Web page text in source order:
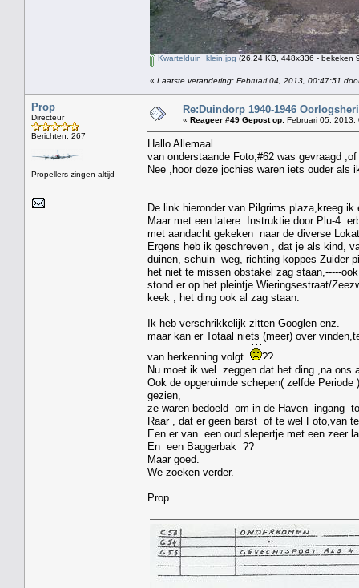
Kwartelduin_klein.jpg (26.24 KB, 448x336 - bekeken
« Laatste verandering: Februari 04, 2013, 00:47:51
Prop
Directeur
Berichten: 267
Propellers zingen altijd
Re:Duindorp 1940-1946
« Reageer #49 Gepost op: Februari 05, 2013,
Hallo Allemaal
van onderstaande Foto,#62 was gevraagd
Nee ,hoor deze jochies waren iets ouder als
De link hieronder van Pilgrims plaza,kreeg
Maar met een latere Instruktie door Plu-4
met aandacht gekeken naar de diverse
Ergens heb ik geschreven , dat je als kind,
duinen, schuin weg, richting koppes Zuider
het niet te missen obstakel zag staan,-----
stond er op het pleintje Wieringsestraat/
keek , het ding ook al zag staan.
Ik heb verschrikkelijk zitten Googlen enz.
maar kan er Totaal niets (meer) over
van herkenning volgt.
??
Nu moet ik wel zeggen dat het ding ,na ons
Ook de opgeruimde schepen( zelfde
gezien,
ze waren bedoeld om in de Haven -ingang
Raar , dat er geen barst of te wel Foto,van
Een er van een oud slepertje met een zeer
En een Baggerbak ??
Maar goed.
We zoeken verder.
Prop.